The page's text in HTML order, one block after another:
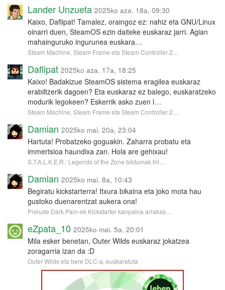
Lander Unzueta 2025ko aza. 18a, 09:30
Kaixo, Daflipat! Tamalez, oraingoz ez: nahiz eta GNU/Linux
oinarri duen, SteamOS ezin daiteke euskaraz jarri. Agian
mahainguruko ingurunea euskara…
Steam Machine, Steam Frame eta Steam Controller 2…
Daflipat 2025ko aza. 17a, 18:25
Kaixo! Badakizue SteamOS sistema eragilea euskaraz
erabiltzerik dagoen? Eta euskaraz ez balego, euskaratzeko
modurik legokeen? Eskerrik asko zuen l…
Steam Machine, Steam Frame eta Steam Controller 2…
Damian 2025ko mai. 20a, 23:04
Hartuta! Probatzeko goguakin. Zaharra probatu eta
immertsioa haundixa zan. Hola are gehixau!
S.T.A.L.K.E.R.: Legends of the Zone bildumak tril…
Damian 2025ko mai. 8a, 10:43
Begiratu kickstarterra! Itxura bikaina eta joko mota hau
gustoko duenarentzat aukera ona!
Prelude Dark Pain-ek Kickstarter kanpaina arrakas…
eZpata_10 2025ko mai. 5a, 20:01
Mila esker benetan, Outer Wilds euskaraz jokatzea
zoragarria izan da :D
Outer Wilds eta bere DLC-a, euskaratuta